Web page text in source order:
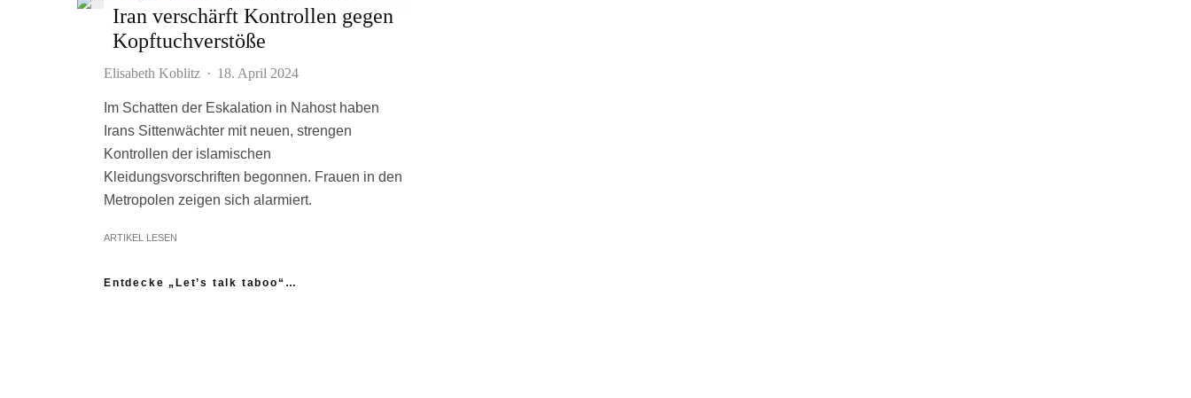
Iran verschärft Kontrollen gegen
Kopftuchverstöße
Elisabeth Koblitz · 18. April 2024
Im Schatten der Eskalation in Nahost haben
Irans Sittenwächter mit neuen, strengen
Kontrollen der islamischen
Kleidungsvorschriften begonnen. Frauen in den
Metropolen zeigen sich alarmiert.
ARTIKEL LESEN
Entdecke „Let’s talk taboo“…